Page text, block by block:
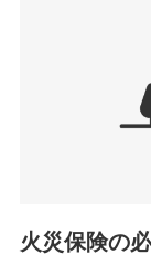
4.家族・友達
被紹介者への
けている保険
供し、金融商
アンケートや
電話対応の品質
火災保険の